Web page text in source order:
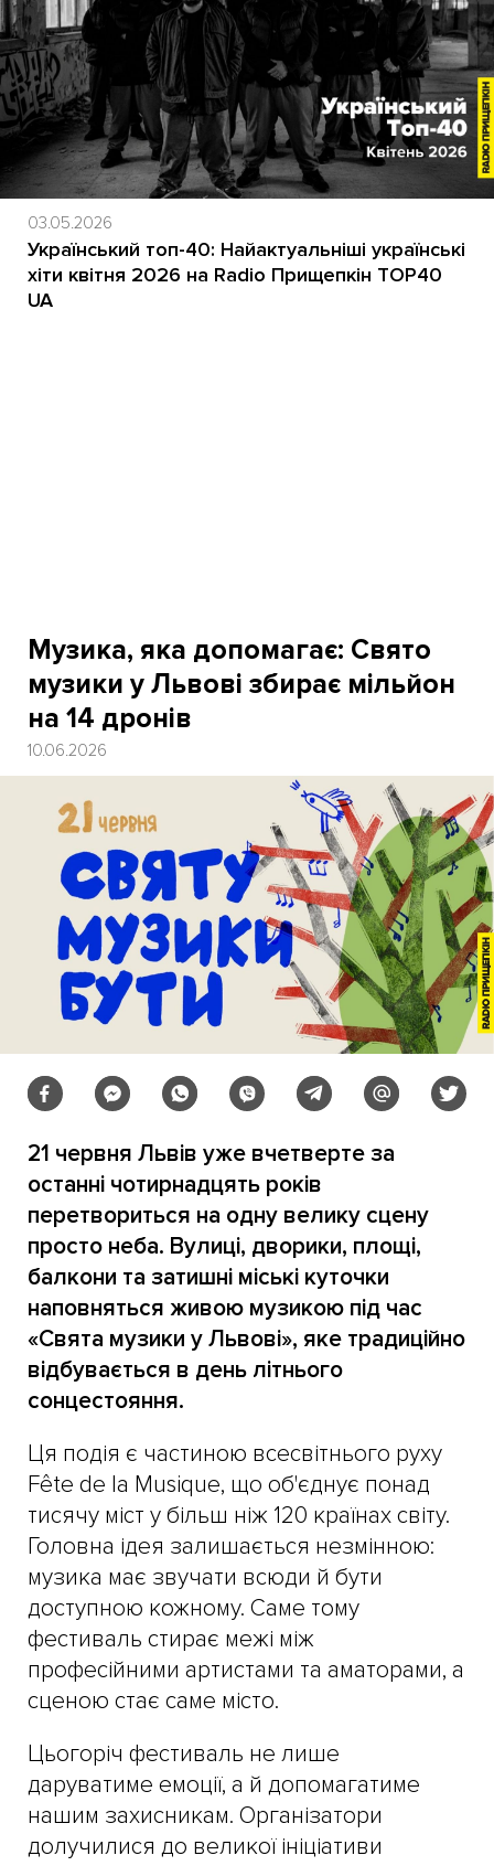
03.05.2026
Український топ-40: Найактуальніші українські
хіти квітня 2026 на Radio Прищепкін TOP40
UA
Музика, яка допомагає: Свято
музики у Львові збирає мільйон
на 14 дронів
10.06.2026
21 червня Львів уже вчетверте за
останні чотирнадцять років
перетвориться на одну велику сцену
просто неба. Вулиці, дворики, площі,
балкони та затишні міські куточки
наповняться живою музикою під час
«Свята музики у Львові», яке традиційно
відбувається в день літнього
сонцестояння.
Ця подія є частиною всесвітнього руху
Fête de la Musique, що об'єднує понад
тисячу міст у більш ніж 120 країнах світу.
Головна ідея залишається незмінною:
музика має звучати всюди й бути
доступною кожному. Саме тому
фестиваль стирає межі між
професійними артистами та аматорами, а
сценою стає саме місто.
Цьогоріч фестиваль не лише
даруватиме емоції, а й допомагатиме
нашим захисникам. Організатори
долучилися до великої ініціативи